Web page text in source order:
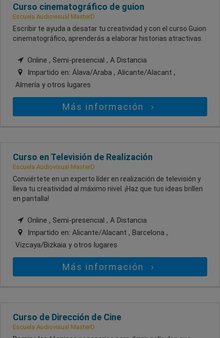
Curso cinematográfico de guion
Escuela Audiovisual MasterD
Escribir te ayuda a desatar tu creatividad y con el curso Guion
cinematográfico, aprenderás a elaborar historias atractivas.
Online , Semi-presencial , A Distancia
Impartido en: Álava/Araba , Alicante/Alacant ,
Almería y otros lugares
Más información
Curso en Televisión de Realización
Escuela Audiovisual MasterD
Conviértete en un experto líder en realización de televisión y
lleva tu creatividad al máximo nivel. ¡Haz que tus ideas brillen
en pantalla!
Online , Semi-presencial , A Distancia
Impartido en: Alicante/Alacant , Barcelona ,
Vizcaya/Bizkaia y otros lugares
Más información
Curso de Dirección de Cine
Escuela Audiovisual MasterD